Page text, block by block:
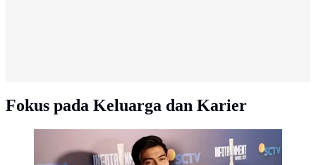
Fokus pada Keluarga dan Karier
Teuku Ryan (Foto: M. Altaf Jauhar/ Liputan6.com)